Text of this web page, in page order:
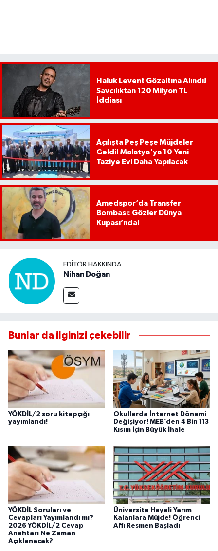
Haluk Levent Gözaltına Alındı!
Savcılıktan 120 Milyon TL
İddiası
Açılışta Peş Peşe Müjdeler
Geldi! Malatya'ya 10 Yeni
Taziye Evi Daha Yapılacak
Amedspor’da Transfer
Bombası: Gözler Dünya
Kupası’nda!
EDITÖR HAKKINDA
Nihan Doğan
Bunlar da ilginizi çekebilir
YÖKDİL/2 soru kitapçığı
yayımlandı!
Okullarda İnternet Dönemi
Değişiyor! MEB’den 4 Bin 113
Kısım İçin Büyük İhale
YÖKDİL Soruları ve
Cevapları Yayımlandı mı?
2026 YÖKDİL/2 Cevap
Anahtarı Ne Zaman
Açıklanacak?
Üniversite Hayali Yarım
Kalanlara Müjde! Öğrenci
Affı Resmen Başladı